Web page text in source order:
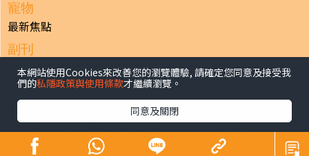
寵物
最新焦點
副刊
最新焦點
日報
中國/國際
生活副刊 親子/教育 體育 專題/人物 昔日晴報
本網站使用Cookies來改善您的瀏覽體驗, 請確定您同意及接受我
們的私隱政策與使用條款才繼續瀏覽。
同意及關閉